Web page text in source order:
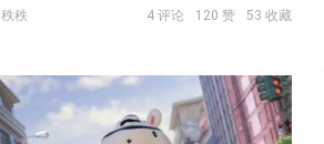
秩秩 4 评论 120 赞 53 收藏